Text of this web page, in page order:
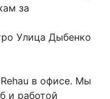
за
Улица Дыбенко
в офисе. Мы
и работой